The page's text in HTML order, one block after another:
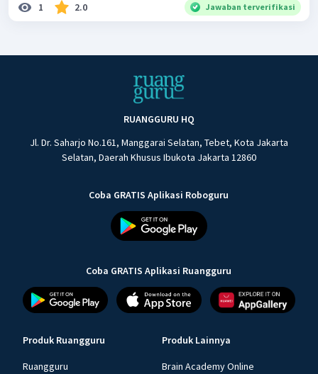
1 2.0 Jawaban terverifikasi
RUANGGURU HQ
Jl. Dr. Saharjo No.161, Manggarai Selatan, Tebet, Kota Jakarta
Selatan, Daerah Khusus Ibukota Jakarta 12860
Coba GRATIS Aplikasi Roboguru
Coba GRATIS Aplikasi Ruangguru
Produk Ruangguru
Ruangguru
Produk Lainnya
Brain Academy Online